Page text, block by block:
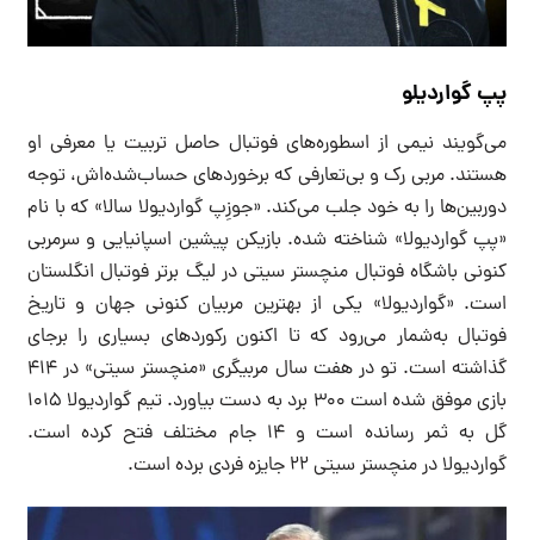
پپ‌ گواردیلو
می‌گویند نیمی از اسطوره‌های فوتبال حاصل تربیت یا معرفی او
هستند. مربی رک و بی‌تعارفی که برخوردهای حساب‌‌شده‌اش، توجه
دوربین‌ها را به خود جلب می‌کند. «جوزِپ گواردیولا سالا» که با نام
«پپ گواردیولا» شناخته شده. بازیکن پیشین اسپانیایی و سرمربی
کنونی باشگاه فوتبال منچستر سیتی در لیگ برتر فوتبال انگلستان
است. «گواردیولا» یکی از بهترین مربیان کنونی جهان و تاریخ
فوتبال به‌شمار می‌رود که تا اکنون رکوردهای بسیاری را برجای
گذاشته‌ است. تو در هفت سال مربیگری «منچستر سیتی» در ۴۱۴
بازی موفق شده است ۳۰۰ برد به دست بیاورد. تیم گواردیولا ۱۰۱۵
گل به ثمر رسانده است و ۱۴ جام مختلف فتح کرده است.
گواردیولا در منچستر سیتی ۲۲ جایزه فردی برده است.